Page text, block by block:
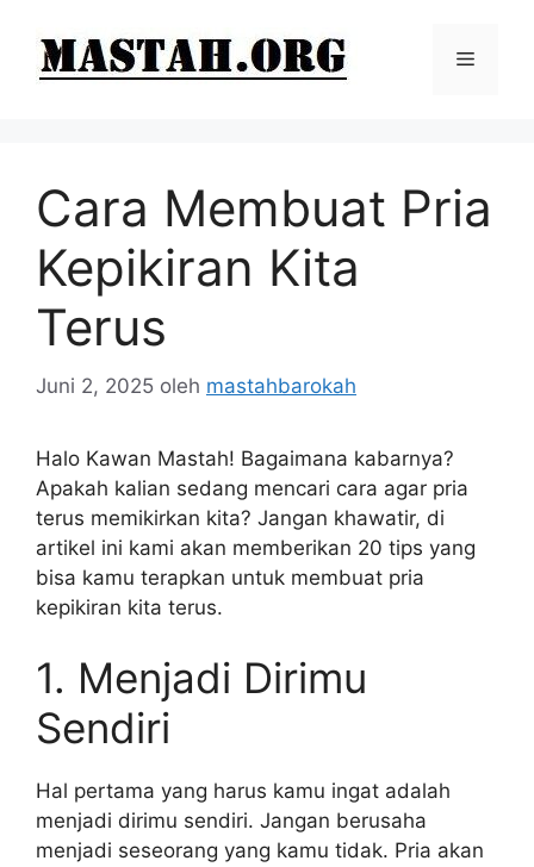
Menu
Cara Membuat Pria
Kepikiran Kita
Terus
Juni 2, 2025 oleh mastahbarokah
Halo Kawan Mastah! Bagaimana kabarnya?
Apakah kalian sedang mencari cara agar pria
terus memikirkan kita? Jangan khawatir, di
artikel ini kami akan memberikan 20 tips yang
bisa kamu terapkan untuk membuat pria
kepikiran kita terus.
1. Menjadi Dirimu
Sendiri
Hal pertama yang harus kamu ingat adalah
menjadi dirimu sendiri. Jangan berusaha
menjadi seseorang yang kamu tidak. Pria akan